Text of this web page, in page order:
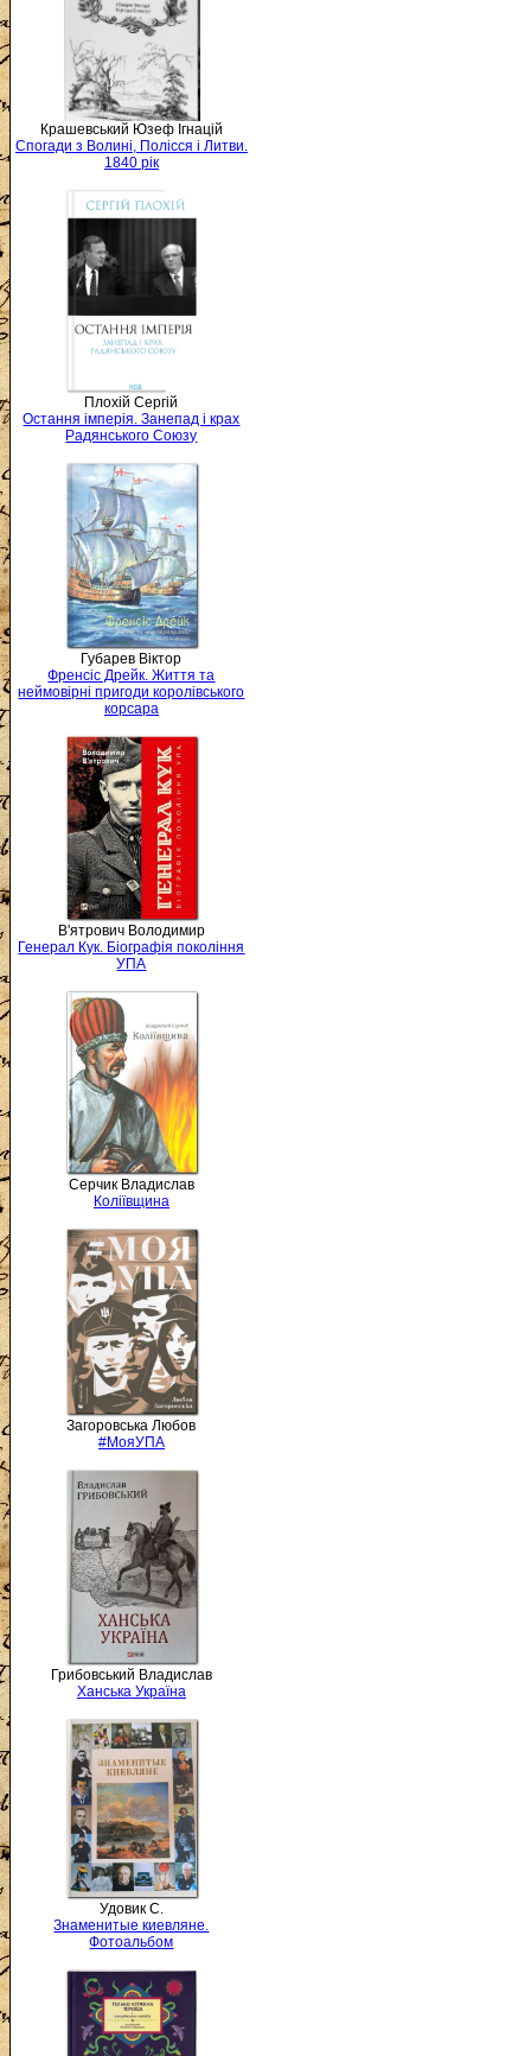
Крашевський Юзеф Ігнацій
Спогади з Волині, Полісся і Литви.
1840 рік
Плохій Сергій
Остання імперія. Занепад і крах
Радянського Союзу
Губарев Віктор
Френсіс Дрейк. Життя та
неймовірні пригоди королівського
корсара
В'ятрович Володимир
Генерал Кук. Біографія покоління
УПА
Серчик Владислав
Коліївщина
Загоровська Любов
#МояУПА
Грибовський Владислав
Ханська Україна
Удовик С.
Знаменитые киевляне.
Фотоальбом